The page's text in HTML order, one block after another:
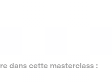
dans cette masterclass :